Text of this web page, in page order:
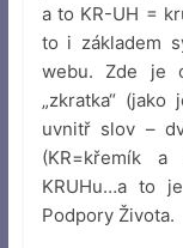
a to KR-UH =
to i základem
webu. Zde je
„zkratka“
uvnitř slov –
(KR=křemík a
KRUHu…a to
Podpory Života.